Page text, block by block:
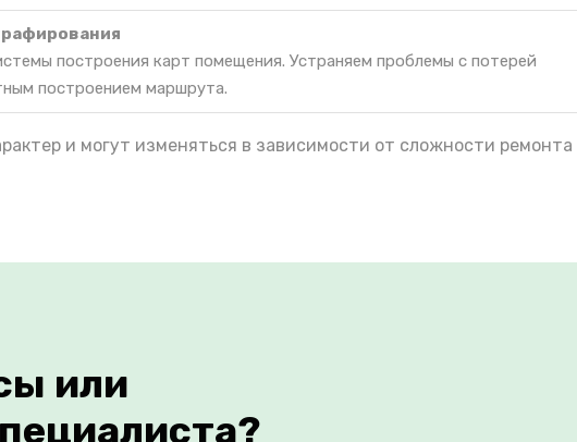
построения карт помещения. Устраняем проблемы с потерей
построением маршрута.
и могут изменяться в зависимости от сложности
или